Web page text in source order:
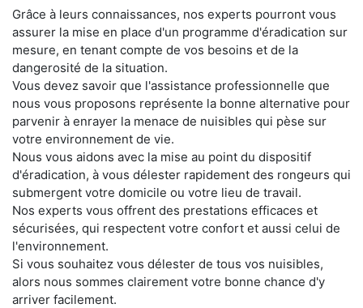
Grâce à leurs connaissances, nos experts pourront vous
assurer la mise en place d'un programme d'éradication sur
mesure, en tenant compte de vos besoins et de la
dangerosité de la situation.
Vous devez savoir que l'assistance professionnelle que
nous vous proposons représente la bonne alternative pour
parvenir à enrayer la menace de nuisibles qui pèse sur
votre environnement de vie.
Nous vous aidons avec la mise au point du dispositif
d'éradication, à vous délester rapidement des rongeurs qui
submergent votre domicile ou votre lieu de travail.
Nos experts vous offrent des prestations efficaces et
sécurisées, qui respectent votre confort et aussi celui de
l'environnement.
Si vous souhaitez vous délester de tous vos nuisibles,
alors nous sommes clairement votre bonne chance d'y
arriver facilement.